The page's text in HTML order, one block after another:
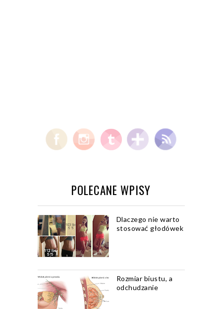
POLECANE WPISY
Dlaczego nie warto
stosować głodówek
Rozmiar biustu, a
odchudzanie